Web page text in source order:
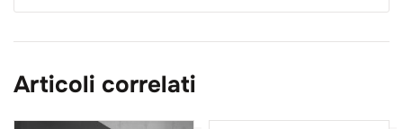
Articoli correlati